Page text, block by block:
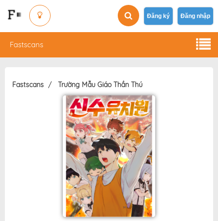
Đăng ký Đăng nhập
Fastscans
Fastscans Trường Mẫu Giáo Thần Thú